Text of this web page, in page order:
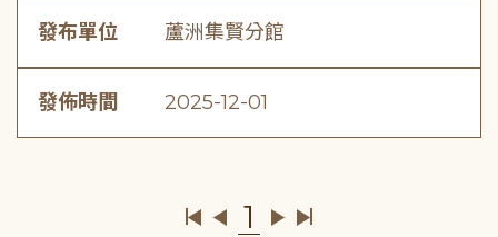
發布單位 蘆洲集賢分館
發佈時間 2025-12-01
1